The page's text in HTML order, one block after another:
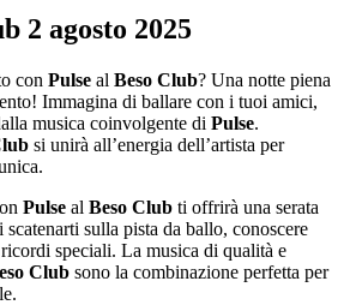
2 agosto 2025
con Pulse al Beso Club? Una notte piena
Immagina di ballare con i tuoi amici,
musica coinvolgente di Pulse.
si unirà all’energia dell’artista per
Pulse al Beso Club ti offrirà una serata
sulla pista da ballo, conoscere
speciali. La musica di qualità e
Club sono la combinazione perfetta per